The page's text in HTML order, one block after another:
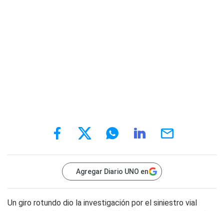
Agregar Diario UNO en
Un giro rotundo dio la investigación por el siniestro vial